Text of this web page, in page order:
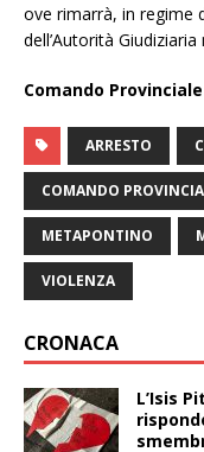
ove rimarrà, in regime
dell’Autorità
Comando
ARRESTO
COMANDO
METAPONTINO
VIOLENZA
CRONACA
L’Isis